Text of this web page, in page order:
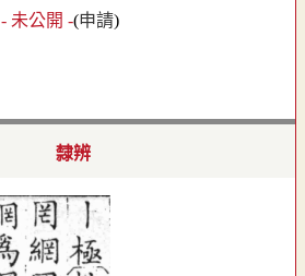
- 未公開 -(申請)
隸辨